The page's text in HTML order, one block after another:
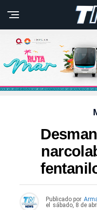
Publicado por
el
sábado, 8 de